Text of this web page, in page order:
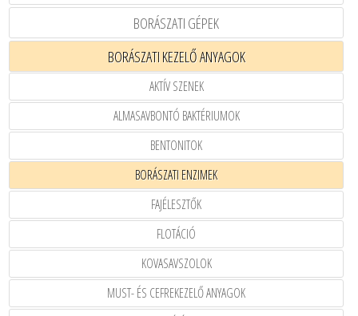
BORÁSZATI GÉPEK
BORÁSZATI KEZELŐ ANYAGOK
AKTÍV SZENEK
ALMASAVBONTÓ BAKTÉRIUMOK
BENTONITOK
BORÁSZATI ENZIMEK
FAJÉLESZTŐK
FLOTÁCIÓ
KOVASAVSZOLOK
MUST- ÉS CEFREKEZELŐ ANYAGOK